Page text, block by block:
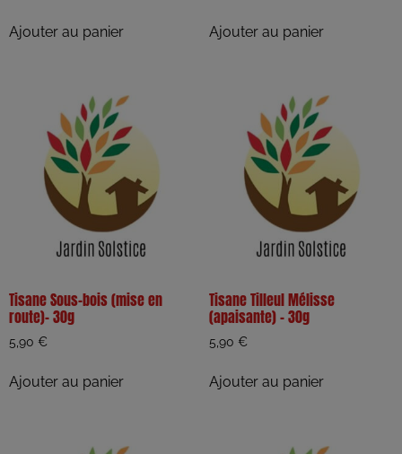
Ajouter au panier Ajouter au panier
Tisane Sous-bois (mise en
route)- 30g
5,90 €
Ajouter au panier
Tisane Tilleul Mélisse
(apaisante) – 30g
5,90 €
Ajouter au panier